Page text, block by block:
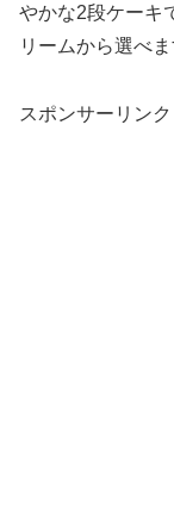
やかな2段ケーキ
リームから選べま
スポンサーリンク